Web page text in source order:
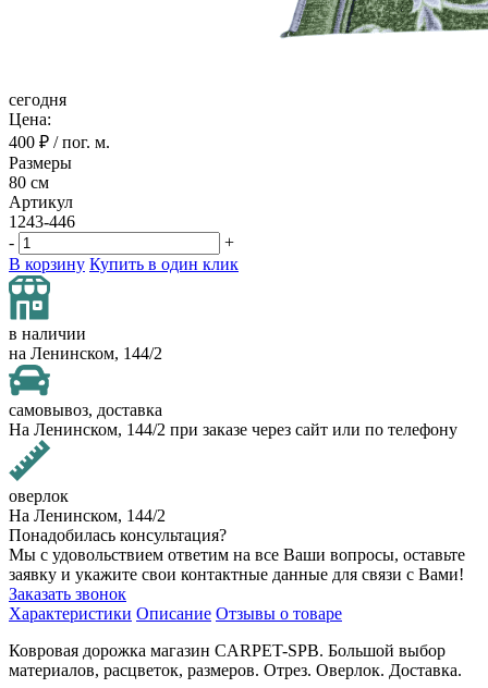
сегодня
Цена:
400 ₽ / пог. м.
Размеры
80 см
Артикул
1243-446
-
+
В корзину Купить в один клик
в наличии
на Ленинском, 144/2
самовывоз, доставка
На Ленинском, 144/2 при заказе через сайт или по телефону
оверлок
На Ленинском, 144/2
Понадобилась консультация?
Мы с удовольствием ответим на все Ваши вопросы, оставьте
заявку и укажите свои контактные данные для связи с Вами!
Заказать звонок
Характеристики Описание Отзывы о товаре
Ковровая дорожка магазин CARPET-SPB. Большой выбор
материалов, расцветок, размеров. Отрез. Оверлок. Доставка.